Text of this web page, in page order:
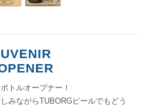
トルオープナー！
みながらTUBORGビールでもどう